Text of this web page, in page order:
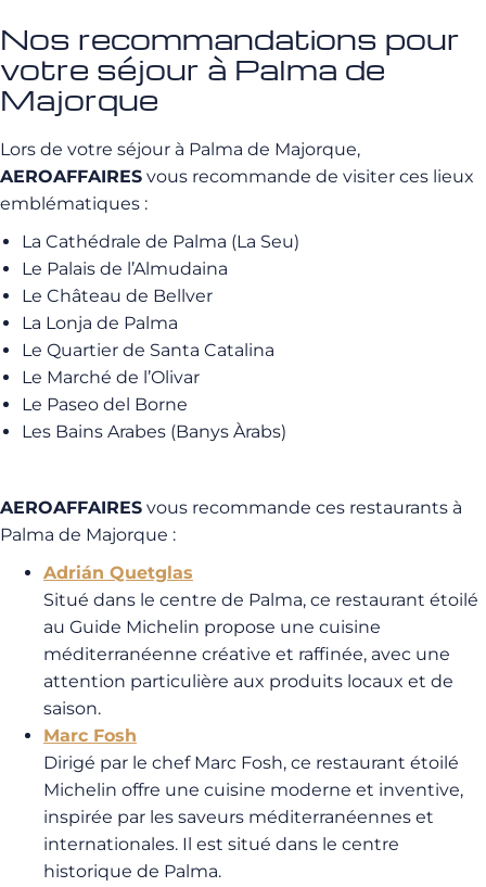
Nos recommandations pour
votre séjour à Palma de
Majorque
Lors de votre séjour à Palma de Majorque,
AEROAFFAIRES vous recommande de visiter ces lieux
emblématiques :
La Cathédrale de Palma (La Seu)
Le Palais de l’Almudaina
Le Château de Bellver
La Lonja de Palma
Le Quartier de Santa Catalina
Le Marché de l’Olivar
Le Paseo del Borne
Les Bains Arabes (Banys Àrabs)
AEROAFFAIRES vous recommande ces restaurants à
Palma de Majorque :
Adrián Quetglas
Situé dans le centre de Palma, ce restaurant étoilé
au Guide Michelin propose une cuisine
méditerranéenne créative et raffinée, avec une
attention particulière aux produits locaux et de
saison.
Marc Fosh
Dirigé par le chef Marc Fosh, ce restaurant étoilé
Michelin offre une cuisine moderne et inventive,
inspirée par les saveurs méditerranéennes et
internationales. Il est situé dans le centre
historique de Palma.